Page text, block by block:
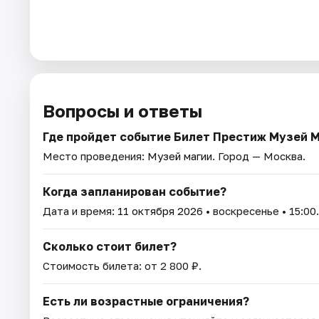
Вопросы и ответы
Где пройдет событие Билет Престиж Музей
Место проведения: Музей магии. Город — Москва.
Когда запланирован событие?
Дата и время: 11 октября 2026 • воскресенье • 15:00.
Сколько стоит билет?
Стоимость билета: от 2 800 ₽.
Есть ли возрастные ограничения?